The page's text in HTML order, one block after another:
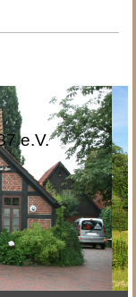
e.V.